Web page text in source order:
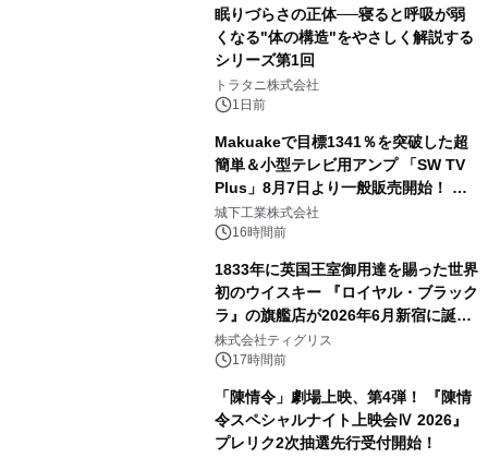
眠りづらさの正体──寝ると呼吸が弱
くなる"体の構造"をやさしく解説する
シリーズ第1回
トラタニ株式会社
1日前
Makuakeで目標1341％を突破した超
簡単＆小型テレビ用アンプ 「SW TV
Plus」8月7日より一般販売開始！ ケ
ーブル1本つなぐだけ、テレビの音が
ぐっと豊かに
城下工業株式会社
16時間前
1833年に英国王室御用達を賜った世界
初のウイスキー 『ロイヤル・ブラック
ラ』の旗艦店が2026年6月新宿に誕
生 バカルディ ジャパンと連携した
没入型バー「BAR Arca」
株式会社ティグリス
17時間前
「陳情令」劇場上映、第4弾！ 『陳情
令スペシャルナイト上映会Ⅳ 2026』
プレリク2次抽選先行受付開始！